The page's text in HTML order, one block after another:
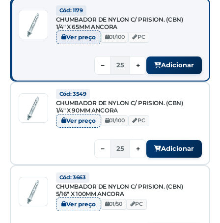
Cód: 1179
CHUMBADOR DE NYLON C/ PRISION. (CBN)
1/4" X 65MM ANCORA
Ver preço 01/100 PC
− + Adicionar
Cód: 3549
CHUMBADOR DE NYLON C/ PRISION. (CBN)
1/4" X 90MM ANCORA
Ver preço 01/100 PC
− + Adicionar
Cód: 3663
CHUMBADOR DE NYLON C/ PRISION. (CBN)
5/16" X 100MM ANCORA
Ver preço 01/50 PC